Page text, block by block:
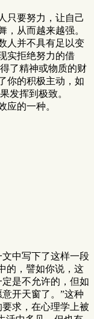
只要努力，让自己
，从而越来越强。
人并不具有足以变
实拒绝努力的借
了精神或物质的财
你的积极主动，如
发挥到极致。
应的一种。
中写下了这样一段
的，譬如你说，这
是不允许的，但如
开天窗了。”这种
求，在心理学上被